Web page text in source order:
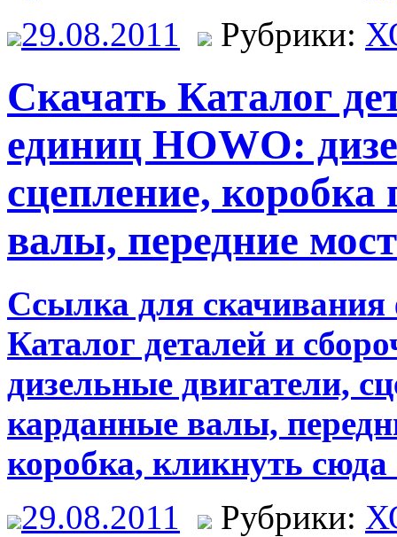
29.08.2011
Рубрики:
Скачать Каталог
единиц HOWO:
сцепление,
валы, передние
Ссылка для
Каталог деталей и
дизельные двигатели,
карданные валы,
коробка, кликнуть сюда
29.08.2011
Рубрики: